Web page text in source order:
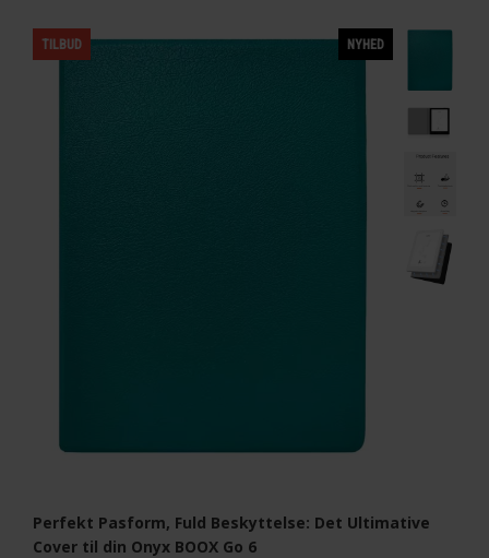
TILBUD NYHED
Perfekt Pasform, Fuld Beskyttelse: Det Ultimative
Cover til din Onyx BOOX Go 6